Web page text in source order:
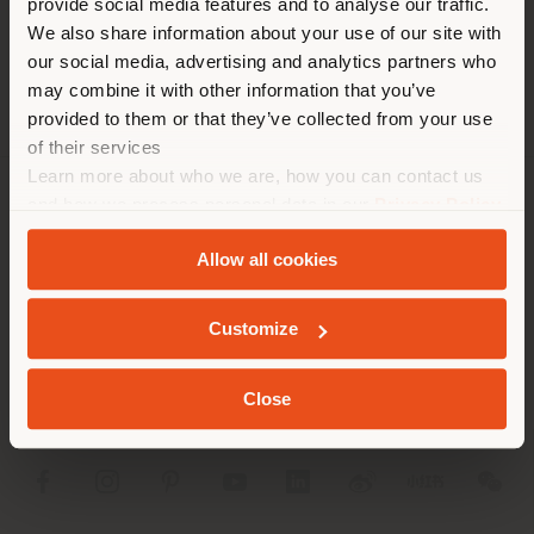
provide social media features and to analyse our traffic.
We also share information about your use of our site with
our social media, advertising and analytics partners who
may combine it with other information that you’ve
provided to them or that they’ve collected from your use
of their services
Learn more about who we are, how you can contact us
andCookie Policy.
Allow all cookies
Customize
Close
DEMANDER UN RENDEZ-VOUS
trouvez. Nous vous
recommandons de vous
localiser correctement afin de
pouvoir effectuer des achats.
SÉJOUR DANS LE PAYS CHOISI
GEOLOCALISÉ
LIGNES DE PRODUITS
INFOS & SERVICES
LÉGAL